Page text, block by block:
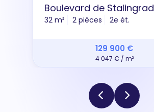
Boulevard de Stalingrad
32 m² 2 pièces 2e ét.
129 900 €
4 047 € / m²